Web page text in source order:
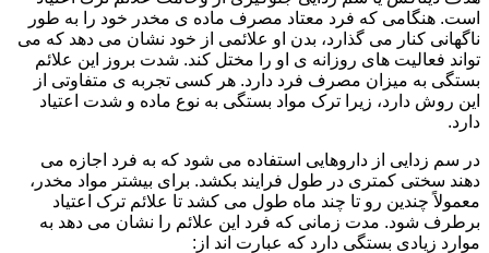
است. هنگامی که فرد معتاد مصرف ماده ی مخدر خود را به طور
ناگهانی کنار می گذارد، بدن او علائمی از خود نشان می دهد که می
تواند فعالیت های روزانه ی او را مختل کند. شدت بروز این علائم
بستگی به میزان مصرف فرد دارد. هر کسی تجربه ی متفاوتی از
این روش دارد، زیرا ترک مواد بستگی به نوع ماده و شدت اعتیاد
دارد.
در سم زدایی از داروهایی استفاده می شود که به فرد اجازه می
دهند سختی کمتری در طول فرایند بکشد. برای بیشتر مواد مخدر،
معمولاً چندین رو تا چند ماه طول می کشد تا علائم ترک اعتیاد
برطرف شود. مدت زمانی که فرد این علائم را نشان می دهد به
موارد زیادی بستگی دارد که عبارت اند از: